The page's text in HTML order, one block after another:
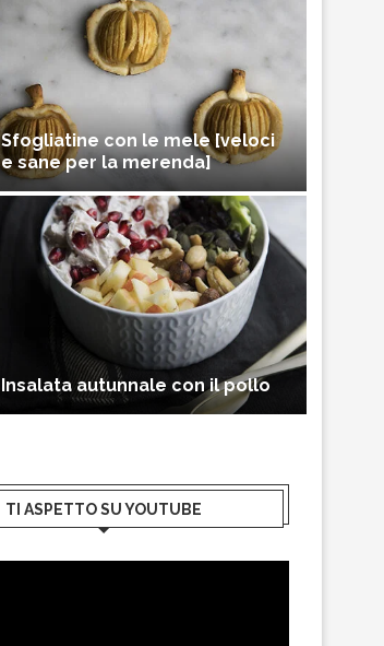
Sfogliatine con le mele [veloci
e sane per la merenda]
Insalata autunnale con il pollo
TI ASPETTO SU YOUTUBE